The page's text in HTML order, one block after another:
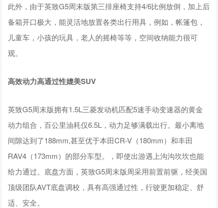
此外，由于英致G5周末版第三排座椅支持4/6比例放倒，加上后
备箱开口极大，能灵活地放置各类出行用具，例如，帐篷包，
儿童车，小孩的玩具，老人的摇椅等等，空间收纳能力很可
观。
高效动力高通过性媲美SUV
英致G5周末版拥有1.5L三菱发动机匹配5速手动变速器的黄金
动力组合，百公里油耗仅6.5L，动力足够满载出行。最小离地
间隙达到了188mm,甚至优于本田CR-V（180mm）和丰田
RAV4（173mm）的部分车型。，即使出游遇上沟沟坎坎也能
给力通过。底盘方面，英致G5周末版周采用前置前驱，经美国
顶级团队AVT底盘调校，具有高强通过性，行驶更加稳定、舒
适、安全。